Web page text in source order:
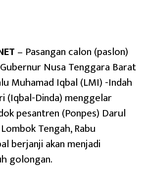
– Pasangan calon (paslon)
Nusa Tenggara Barat
Muhamad Iqbal (LMI) -Indah
(Iqbal-Dinda) menggelar
pesantren (Ponpes) Darul
Tengah, Rabu
berjanji akan menjadi
golongan.